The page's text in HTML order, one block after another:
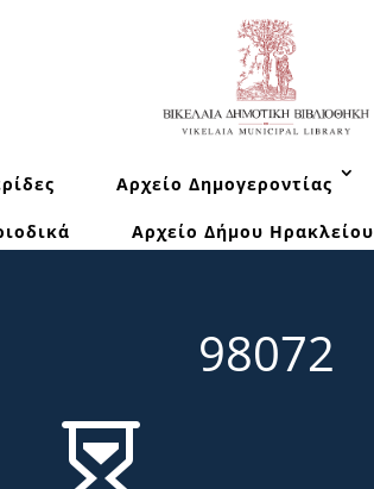
Αρχείο Δημογεροντίας
Αρχείο Δήμου Ηρακλείου
98072